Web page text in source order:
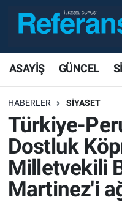
ASAYİŞ GÜNCEL
HABERLER SİYASET
Türkiye-
Dostluk
Milletvekili
Martinez'i